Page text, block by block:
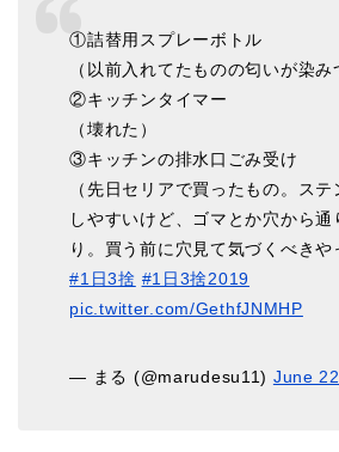
①詰替用スプレーボトル
（以前入れてたものの匂いが染み
②キッチンタイマー
（壊れた）
③キッチンの排水口ごみ受け
（先日セリアで買ったもの。ス
しやすいけど、ゴマとか穴から通
り。買う前に穴見て気づくべきや
#1日3捨 #1日3捨2019
pic.twitter.com/GethfJNMHP
— まる (@marudesu11) June